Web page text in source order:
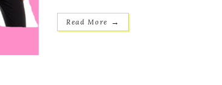
Read More →